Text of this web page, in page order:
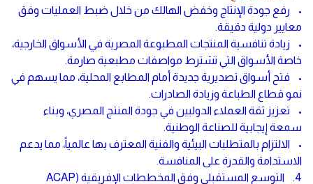
• رفع جودة الإنتاج وخفض الهالك من خلال ضبط العمليات وفق
معايير دولية دقيقة.
• زيادة تنافسية المنتجات المطبوعة المصرية في الأسواق الخارجية،
خاصة الأسواق التي تشترط مواصفات مطبعية صارمة.
• فتح أسواق تصديرية جديدة أمام المطابع المحلية، مما يسهم في
نمو قطاع الطباعة وزيادة الصادرات.
• تعزيز ثقة العملاء الدوليين في جودة المنتج المصري، وبناء
سمعة إيجابية للصناعة الوطنية.
• الالتزام بالمتطلبات البيئية والفنية المعترف بها عالمياً، مما يدعم
الاستدامة والقدرة على المنافسة.
4. التوسع المستقبلي وفق المخططات الإفريقية (ACAP